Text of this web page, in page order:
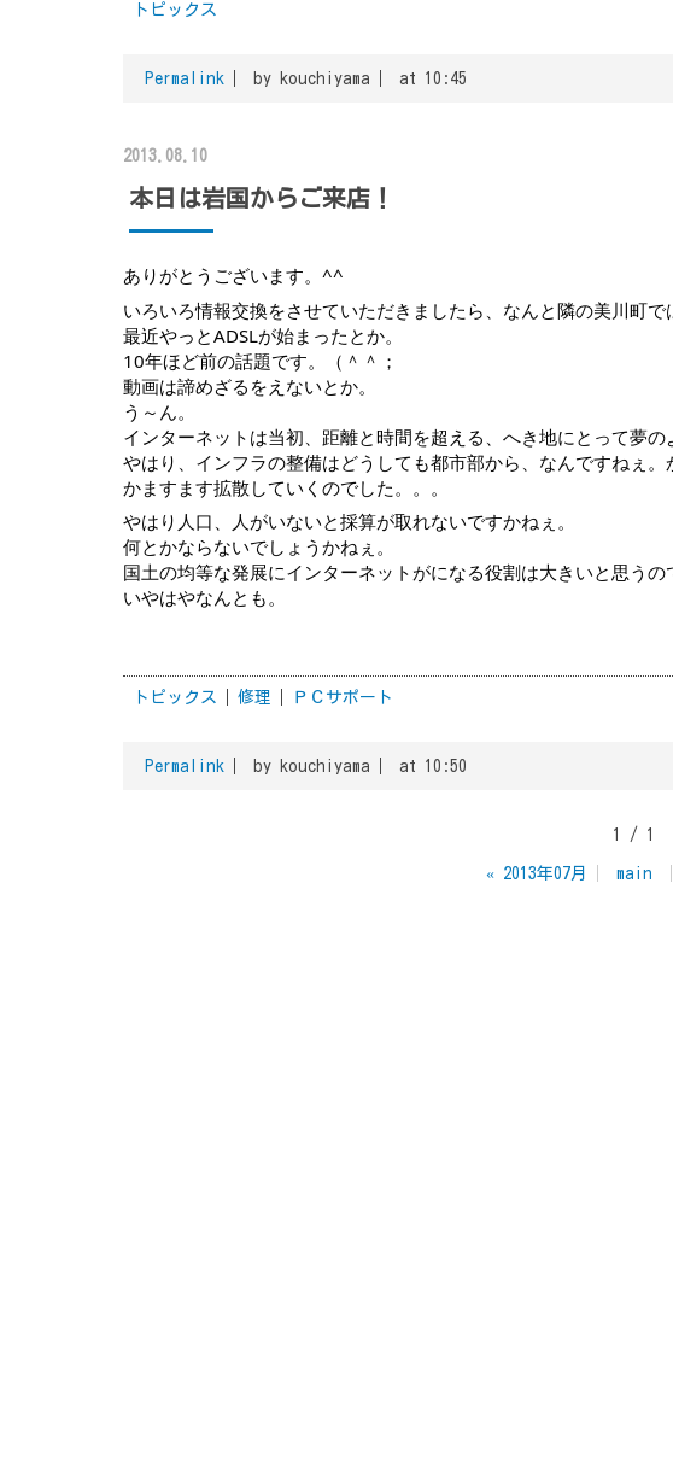
トピックス
Permalink by kouchiyama at 10:45
2013.08.10
本日は岩国からご来店！
ありがとうございます。^^
いろいろ情報交換をさせていただきましたら、なんと隣の美川町
最近やっとADSLが始まったとか。
10年ほど前の話題です。（＾＾；
動画は諦めざるをえないとか。
う～ん。
インターネットは当初、距離と時間を超える、へき地にとって夢
やはり、インフラの整備はどうしても都市部から、なんですねぇ
かますます拡散していくのでした。。。
やはり人口、人がいないと採算が取れないですかねぇ。
何とかならないでしょうかねぇ。
国土の均等な発展にインターネットがになる役割は大きいと思うの
いやはやなんとも。
トピックス 修理 ＰＣサポート
Permalink by kouchiyama at 10:50
1 / 1
« 2013年07月 main